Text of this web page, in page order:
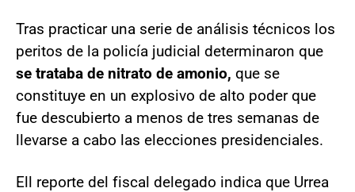
Tras practicar una serie de análisis técnicos los
peritos de la policía judicial determinaron que
se trataba de nitrato de amonio, que se
constituye en un explosivo de alto poder que
fue descubierto a menos de tres semanas de
llevarse a cabo las elecciones presidenciales.
Ell reporte del fiscal delegado indica que Urrea